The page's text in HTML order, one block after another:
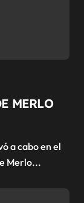
MERLO
Merlo...